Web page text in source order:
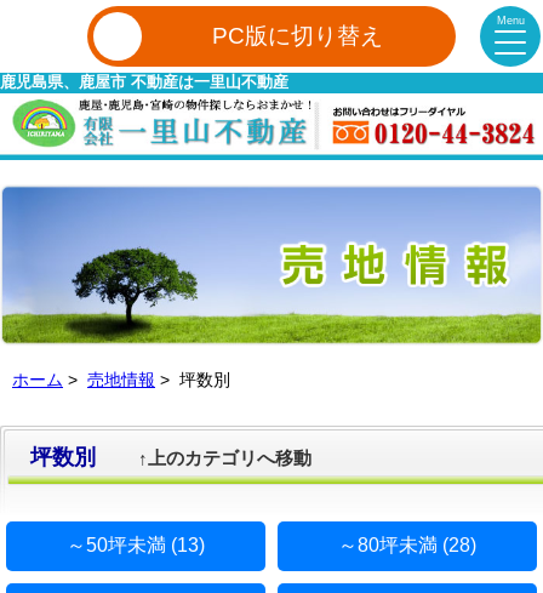
Menu
PC版に切り替え
鹿児島県、鹿屋市 不動産は一里山不動産
ホーム > 売地情報 > 坪数別
坪数別 ↑上のカテゴリへ移動
～50坪未満 (13) ～80坪未満 (28)